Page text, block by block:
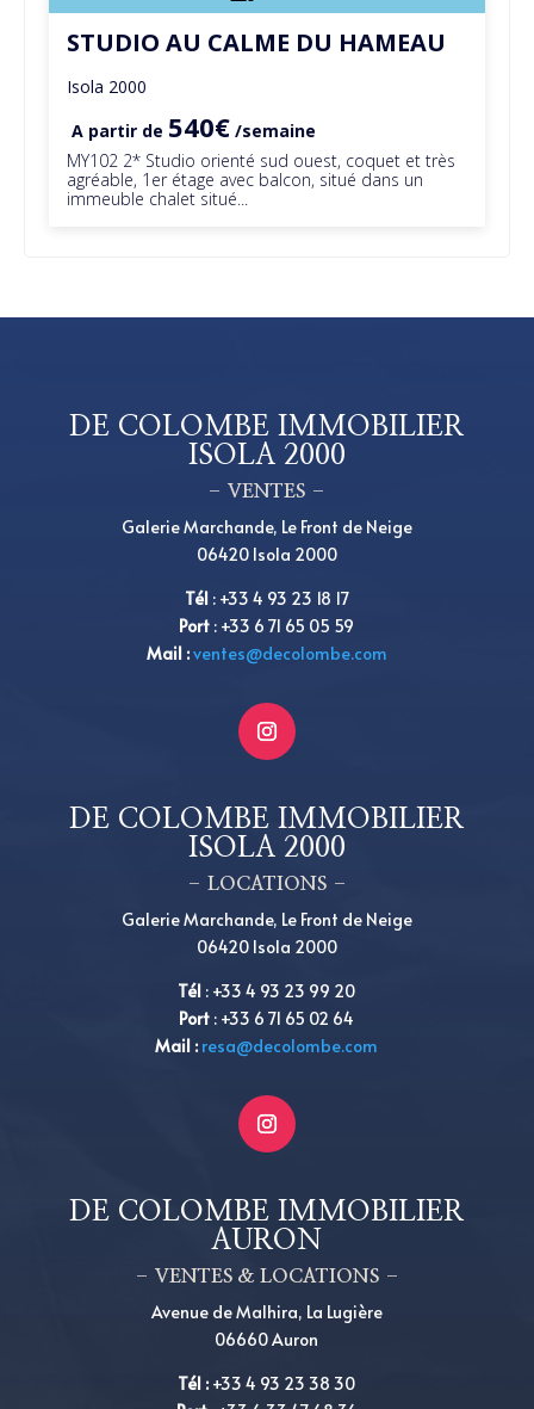
STUDIO AU CALME DU HAMEAU
Isola 2000
A partir de 540€ /semaine
MY102 2* Studio orienté sud ouest, coquet et très
agréable, 1er étage avec balcon, situé dans un
immeuble chalet situé...
DE COLOMBE IMMOBILIER
ISOLA 2000
– VENTES –
Galerie Marchande, Le Front de Neige
06420 Isola 2000
Tél: +33 4 93 23 18 17
Port : +33 6 71 65 05 59
Mail :ventes@decolombe.com
DE COLOMBE IMMOBILIER
ISOLA 2000
– LOCATIONS –
Galerie Marchande, Le Front de Neige
06420 Isola 2000
Tél : +33 4 93 23 99 20
Port : +33 6 71 65 02 64
Mail : resa@decolombe.com
DE COLOMBE IMMOBILIER
AURON
– VENTES & LOCATIONS –
Avenue de Malhira, La Lugière
06660 Auron
Tél : +33 4 93 23 38 30